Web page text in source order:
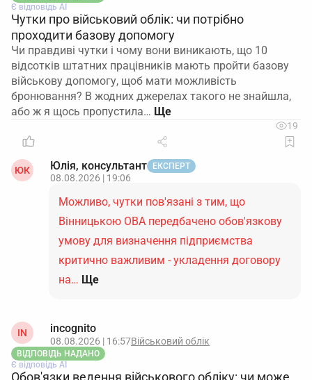
Є відповідь АІ
Чутки про військовий облік: чи потрібно
проходити базову допомогу
Чи правдиві чутки і чому вони виникають, що 10
відсотків штатних працівників мають пройти базову
військову допомогу, щоб мати можливість
бронювання? В жодних джерелах такого не знайшла,
або ж я щось пропустила…
19
ЮК Юлія, консультант ЕКСПЕРТ
08.08.2026 | 19:06
Можливо, чутки пов'язані з тим, що
Вінницькою ОВА передбачено обов'язкову
умову для визначення підприємства
критично важливим - укладення договору
на… Ще
IN incognito
08.08.2026 | 16:57Військовий облік
ВІДПОВІДЬ НАДАНО
Є відповідь АІ
Обов'язки ведення військового обліку: чи може